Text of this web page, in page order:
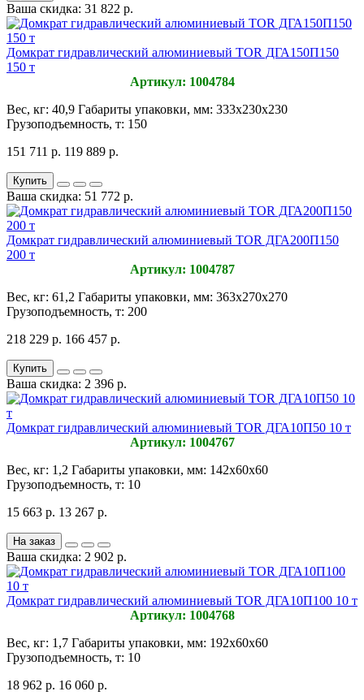
Ваша скидка: 31 822 р.
Домкрат гидравлический алюминиевый TOR ДГА150П150
150 т
Артикул: 1004784
Вес, кг: 40,9 Габариты упаковки, мм: 333х230х230
Грузоподъемность, т: 150
151 711 р. 119 889 р.
Купить
Ваша скидка: 51 772 р.
Домкрат гидравлический алюминиевый TOR ДГА200П150
200 т
Артикул: 1004787
Вес, кг: 61,2 Габариты упаковки, мм: 363х270х270
Грузоподъемность, т: 200
218 229 р. 166 457 р.
Купить
Ваша скидка: 2 396 р.
Домкрат гидравлический алюминиевый TOR ДГА10П50 10 т
Артикул: 1004767
Вес, кг: 1,2 Габариты упаковки, мм: 142х60х60
Грузоподъемность, т: 10
15 663 р. 13 267 р.
На заказ
Ваша скидка: 2 902 р.
Домкрат гидравлический алюминиевый TOR ДГА10П100 10 т
Артикул: 1004768
Вес, кг: 1,7 Габариты упаковки, мм: 192х60х60
Грузоподъемность, т: 10
18 962 р. 16 060 р.